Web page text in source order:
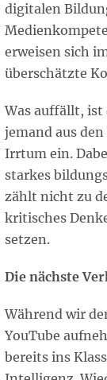
digitalen
erweisen sich
überschätzte
Was auffällt, ist
jemand aus
Irrtum ein.
starkes
zählt nicht zu
kritisches
setzen.
Die nächste
Während wir
YouTube
bereits ins